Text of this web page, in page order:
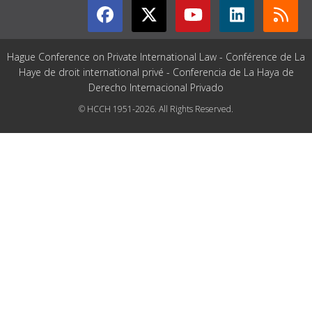
Hague Conference on Private International Law - Conférence de La
Haye de droit international privé - Conferencia de La Haya de
Derecho Internacional Privado
© HCCH 1951-2026. All Rights Reserved.